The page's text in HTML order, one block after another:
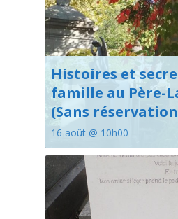
Histoires et
famille au Père-
(Sans
16 août @ 10h00